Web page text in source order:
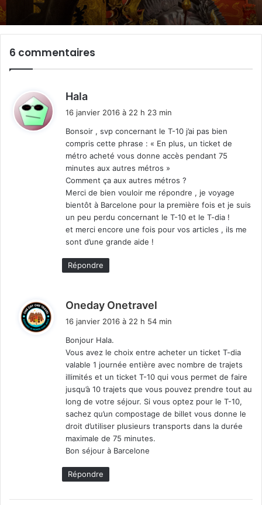
6 commentaires
Hala
:
16 janvier 2016 à 22 h 23 min
Bonsoir , svp concernant le T-10 j’ai pas bien
compris cette phrase : « En plus, un ticket de
métro acheté vous donne accès pendant 75
minutes aux autres métros »
Comment ça aux autres métros ?
Merci de bien vouloir me répondre , je voyage
bientôt à Barcelone pour la première fois et je suis
un peu perdu concernant le T-10 et le T-dia !
et merci encore une fois pour vos articles , ils me
sont d’une grande aide !
Répondre
Oneday Onetravel
:
16 janvier 2016 à 22 h 54 min
Bonjour Hala.
Vous avez le choix entre acheter un ticket T-dia
valable 1 journée entière avec nombre de trajets
illimités et un ticket T-10 qui vous permet de faire
jusqu’à 10 trajets que vous pouvez prendre tout au
long de votre séjour. Si vous optez pour le T-10,
sachez qu’un compostage de billet vous donne le
droit d’utiliser plusieurs transports dans la durée
maximale de 75 minutes.
Bon séjour à Barcelone
Répondre